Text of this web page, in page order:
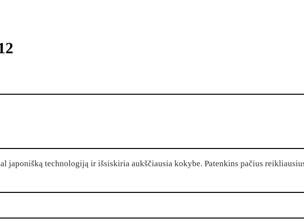
japonišką technologiją ir išsiskiria aukščiausia kokybe. Patenkins pačius